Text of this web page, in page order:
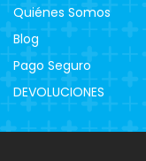
Quiénes Somos
Blog
Pago Seguro
DEVOLUCIONES